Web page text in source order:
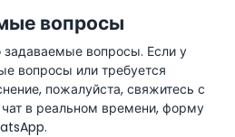
вопросы
вопросы. Если у
вопросы или требуется
пожалуйста, свяжитесь с
в реальном времени, форму